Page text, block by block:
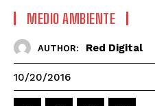
MEDIO AMBIENTE
AUTHOR: Red Digital
10/20/2016